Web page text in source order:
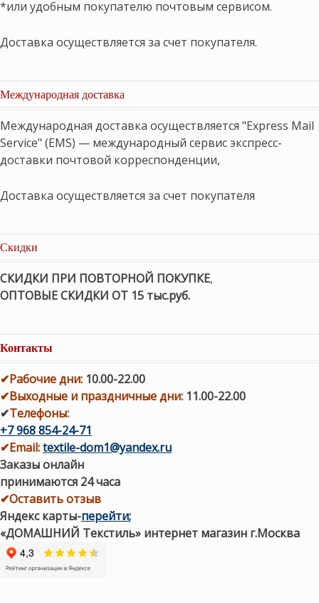
*или удобным покупателю почтовым сервисом.
Доставка осуществляется за счет покупателя.
Международная доставка
Международная доставка осуществляется "Express Mail
Service" (EMS) — международный сервис экспресс-
доставки почтовой корреспонденции,
Доставка осуществляется за счет покупателя
Скидки
СКИДКИ ПРИ ПОВТОРНОЙ ПОКУПКЕ,
ОПТОВЫЕ СКИДКИ ОТ 15 тыс.руб.
Контакты
✔Рабочие дни: 10.00-22.00
✔Выходные и праздничные дни: 11.00-22.00
✔Телефоны:
+7 968 854-24-71
✔Email:textile-dom1@yandex.ru
Заказы онлайн
принимаются 24 часа
✔Оставить отзыв
Яндекс карты-перейти;
«ДОМАШНИЙ Текстиль» интернет магазин г.Москва